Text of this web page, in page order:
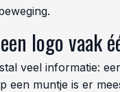
logo vaak
veel informatie:
een muntje is er